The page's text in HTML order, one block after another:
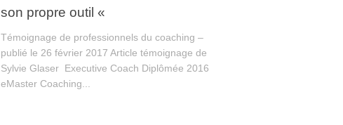
son propre outil «
Témoignage de professionnels du coaching –
publié le 26 février 2017 Article témoignage de
Sylvie Glaser Executive Coach Diplômée 2016
eMaster Coaching...